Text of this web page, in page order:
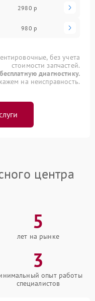
2980 р
980 р
без учета
стоимости запчастей.
диагностику.
на неисправность.
центра
5
лет на рынке
3
опыт работы
специалистов